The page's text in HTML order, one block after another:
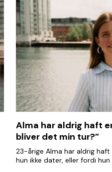
Alma har aldrig haft
bliver det min tur?”
23-årige Alma har aldrig
hun ikke dater, eller fordi